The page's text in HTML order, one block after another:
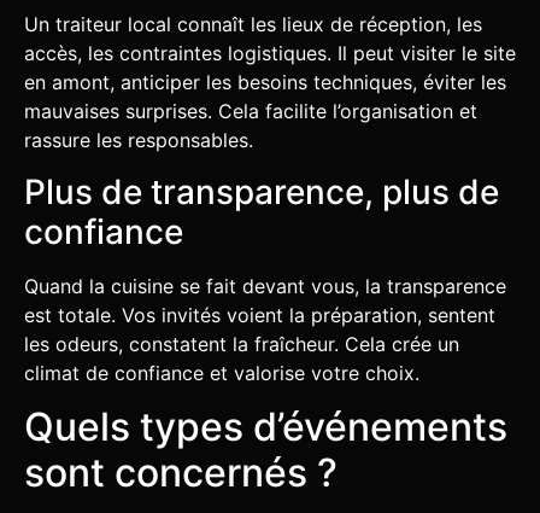
Un traiteur local connaît les lieux de réception, les
accès, les contraintes logistiques. Il peut visiter le site
en amont, anticiper les besoins techniques, éviter les
mauvaises surprises. Cela facilite l’organisation et
rassure les responsables.
Plus de transparence, plus de
confiance
Quand la cuisine se fait devant vous, la transparence
est totale. Vos invités voient la préparation, sentent
les odeurs, constatent la fraîcheur. Cela crée un
climat de confiance et valorise votre choix.
Quels types d’événements
sont concernés ?